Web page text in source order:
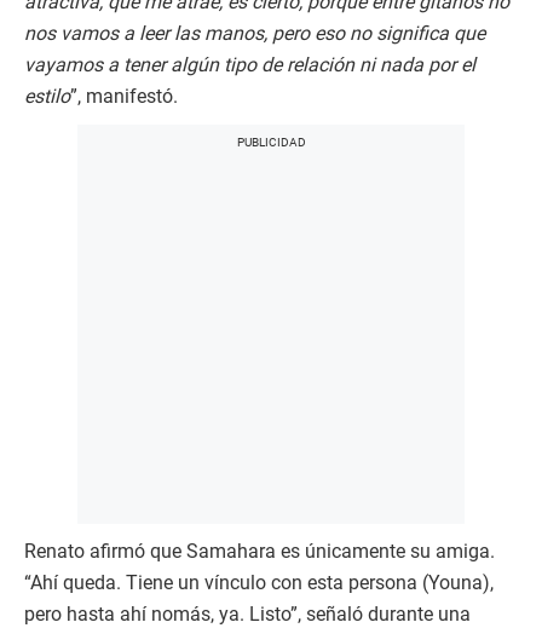
nos vamos a leer las manos, pero eso no significa que
vayamos a tener algún tipo de relación ni nada por el
estilo”, manifestó.
Renato afirmó que Samahara es únicamente su amiga.
“Ahí queda. Tiene un vínculo con esta persona (Youna),
pero hasta ahí nomás, ya. Listo”, señaló durante una